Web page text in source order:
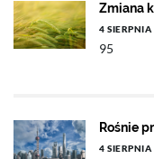
Zmiana
4
95
Rośnie
4